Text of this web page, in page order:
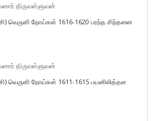
திருவள்ளுவன்
வெருளி நோய்கள் 1616-1620 பரந்த சிந்தனை
திருவள்ளுவன்
வெருளி நோய்கள் 1611-1615 பயனிலித்தள